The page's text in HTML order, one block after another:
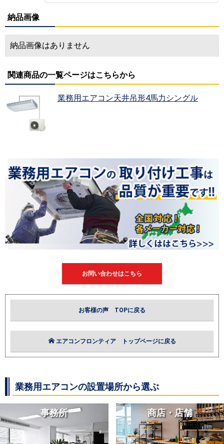
納品画像
納品画像はありません
関連商品の一覧ページはこちらから
業務用エアコン天井吊形4馬力シングル
お問い合わせはこちら
お客様の声 TOPに戻る
エアコンフロンティア トップページに戻る
業務用エアコンの設置場所から選ぶ
事務所 商店・店舗